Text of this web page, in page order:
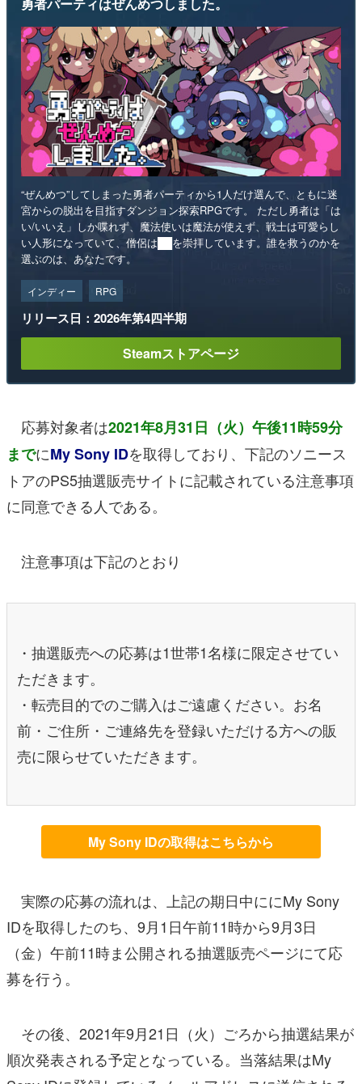
“ぜんめつ”してしまった勇者パーティから1人だけ選んで、ともに迷
宮からの脱出を目指すダンジョン探索RPGです。 ただし勇者は「は
い/いいえ」しか喋れず、魔法使いは魔法が使えず、戦士は可愛らし
い人形になっていて、僧侶は██を崇拝しています。誰を救うのかを
選ぶのは、あなたです。
インディー RPG
リリース日：2026年第4四半期
Steamストアページ
応募対象者は2021年8月31日（火）午後11時59分
までにMy Sony IDを取得しており、下記のソニース
トアのPS5抽選販売サイトに記載されている注意事項
に同意できる人である。
注意事項は下記のとおり
・抽選販売への応募は1世帯1名様に限定させてい
ただきます。
・転売目的でのご購入はご遠慮ください。お名
前・ご住所・ご連絡先を登録いただける方への販
売に限らせていただきます。
My Sony IDの取得はこちらから
実際の応募の流れは、上記の期日中ににMy Sony
IDを取得したのち、9月1日午前11時から9月3日
（金）午前11時ま公開される抽選販売ページにて応
募を行う。
その後、2021年9月21日（火）ごろから抽選結果が
順次発表される予定となっている。当落結果はMy